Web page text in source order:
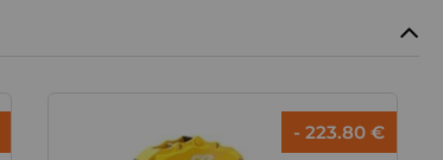
- 223.80 €